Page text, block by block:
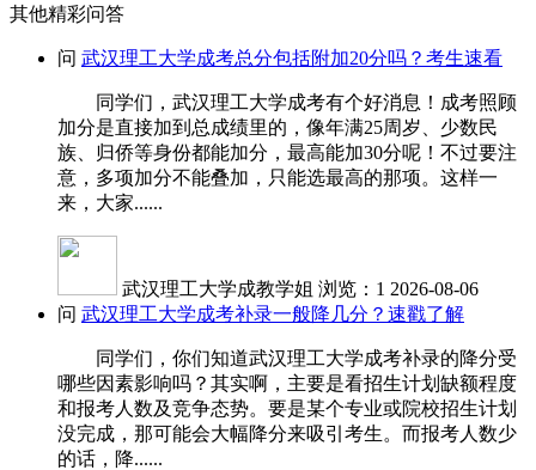
其他精彩问答
问 武汉理工大学成考总分包括附加20分吗？考生速看
同学们，武汉理工大学成考有个好消息！成考照顾
加分是直接加到总成绩里的，像年满25周岁、少数民
族、归侨等身份都能加分，最高能加30分呢！不过要注
意，多项加分不能叠加，只能选最高的那项。这样一
来，大家......
武汉理工大学成教学姐 浏览：1 2026-08-06
问 武汉理工大学成考补录一般降几分？速戳了解
同学们，你们知道武汉理工大学成考补录的降分受
哪些因素影响吗？其实啊，主要是看招生计划缺额程度
和报考人数及竞争态势。要是某个专业或院校招生计划
没完成，那可能会大幅降分来吸引考生。而报考人数少
的话，降......